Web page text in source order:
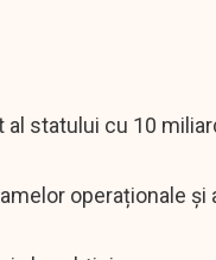
statului cu 10
operaționale și